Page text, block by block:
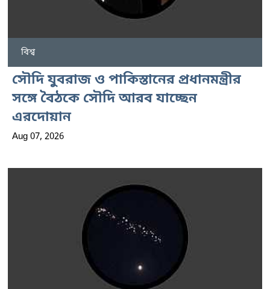
বিশ্ব
সৌদি যুবরাজ ও পাকিস্তানের প্রধানমন্ত্রীর
সঙ্গে বৈঠকে সৌদি আরব যাচ্ছেন
এরদোয়ান
Aug 07, 2026